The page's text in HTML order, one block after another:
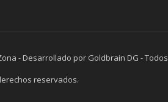
- Desarrollado por Goldbrain DG - Todos
reservados.